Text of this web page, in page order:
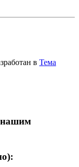
в Тема
нашим